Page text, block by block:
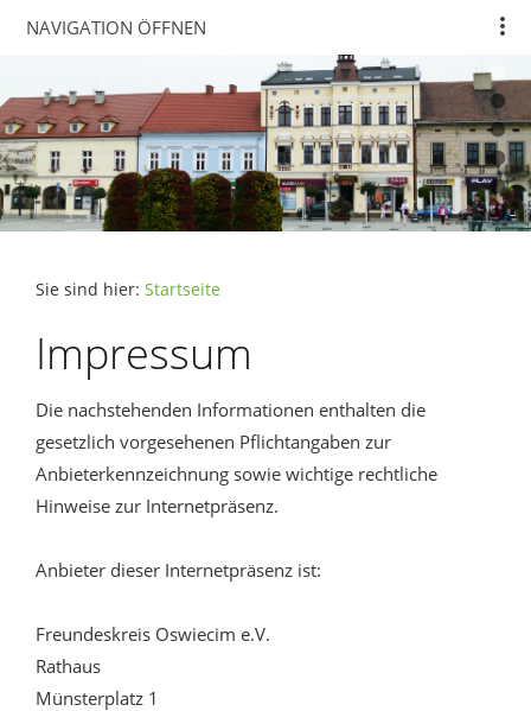
NAVIGATION ÖFFNEN
Sie sind hier: Startseite
Impressum
Die nachstehenden Informationen enthalten die
gesetzlich vorgesehenen Pflichtangaben zur
Anbieterkennzeichnung sowie wichtige rechtliche
Hinweise zur Internetpräsenz.
Anbieter dieser Internetpräsenz ist:
Freundeskreis Oswiecim e.V.
Rathaus
Münsterplatz 1